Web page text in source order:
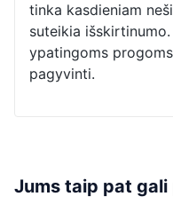
tinka kasdieniam
suteikia
ypatingoms
pagyvinti.
Jums taip pat